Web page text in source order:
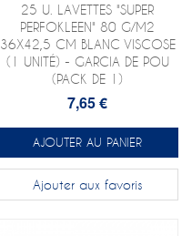
25 U. LAVETTES "SUPER
PERFOKLEEN" 80 G/M2
36X42,5 CM BLANC VISCOSE
(1 UNITÉ) - GARCIA DE POU
(PACK DE 1)
7,65 €
AJOUTER AU PANIER
Ajouter aux favoris